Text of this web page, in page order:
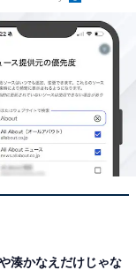
湊かなえだけじゃな